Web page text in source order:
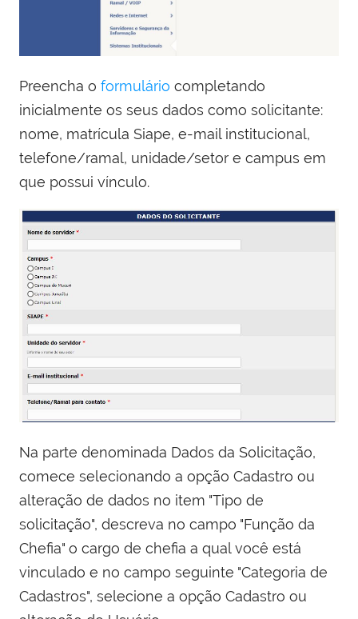
Preencha o formulário completando
inicialmente os seus dados como solicitante:
nome, matrícula Siape, e-mail institucional,
telefone/ramal, unidade/setor e campus em
que possui vínculo.
Na parte denominada Dados da Solicitação,
comece selecionando a opção Cadastro ou
alteração de dados no item "Tipo de
solicitação", descreva no campo "Função da
Chefia" o cargo de chefia a qual você está
vinculado e no campo seguinte "Categoria de
Cadastros", selecione a opção Cadastro ou